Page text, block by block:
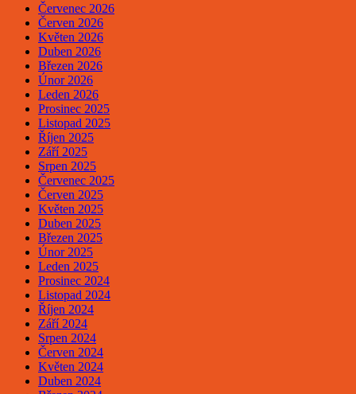
Červenec 2026
Červen 2026
Květen 2026
Duben 2026
Březen 2026
Únor 2026
Leden 2026
Prosinec 2025
Listopad 2025
Říjen 2025
Září 2025
Srpen 2025
Červenec 2025
Červen 2025
Květen 2025
Duben 2025
Březen 2025
Únor 2025
Leden 2025
Prosinec 2024
Listopad 2024
Říjen 2024
Září 2024
Srpen 2024
Červen 2024
Květen 2024
Duben 2024